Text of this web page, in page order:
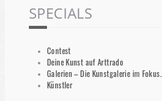
SPECIALS
Contest
Deine Kunst auf Arttrado
Galerien – Die Kunstgalerie im Fokus.
Künstler